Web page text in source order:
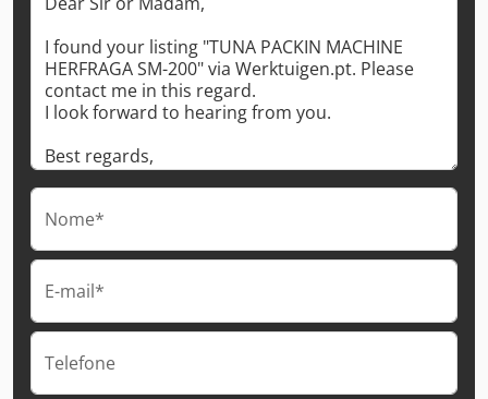
Nome*
E-mail*
Telefone